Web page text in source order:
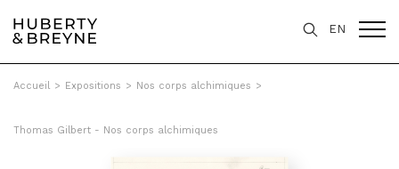
EN
Accueil > Expositions > Nos corps alchimiques >
Thomas Gilbert - Nos corps alchimiques